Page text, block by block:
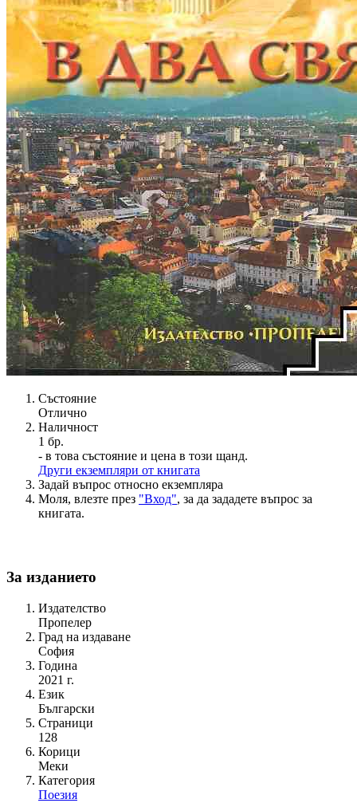
Състояние
Отлично
Наличност
1 бр.
- в това състояние и цена в този щанд.
Други екземпляри от книгата
Задай въпрос относно екземпляра
Моля, влезте през "Вход", за да зададете въпрос за
книгата.
За изданието
Издателство
Пропелер
Град на издаване
София
Година
2021 г.
Език
Български
Страници
128
Корици
Меки
Категория
Поезия